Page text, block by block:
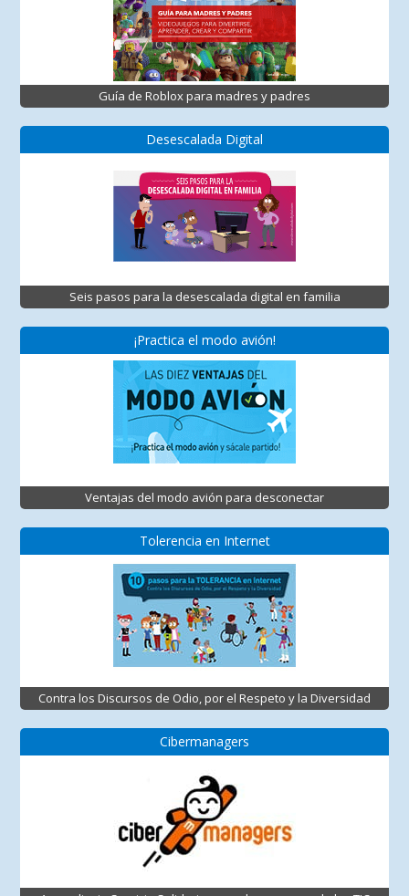
Guía de Roblox para madres y padres
Desescalada Digital
Seis pasos para la desescalada digital en familia
¡Practica el modo avión!
Ventajas del modo avión para desconectar
Tolerencia en Internet
Contra los Discursos de Odio, por el Respeto y la Diversidad
Cibermanagers